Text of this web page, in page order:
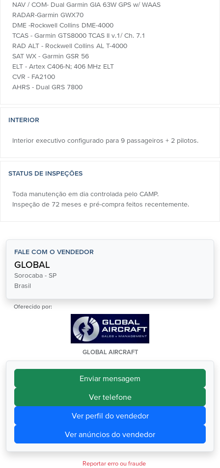
NAV / COM- Dual Garmin GIA 63W GPS w/ WAAS
RADAR-Garmin GWX70
DME -Rockwell Collins DME-4000
TCAS - Garmin GTS8000 TCAS II v.1/ Ch. 7.1
RAD ALT - Rockwell Collins AL T-4000
SAT WX - Garmin GSR 56
ELT - Artex C406-N; 406 MHz ELT
CVR - FA2100
AHRS - Dual GRS 7800
INTERIOR
Interior executivo configurado para 9 passageiros + 2 pilotos.
STATUS DE INSPEÇÕES
Toda manutenção em dia controlada pelo CAMP.
Inspeção de 72 meses e pré-compra feitos recentemente.
FALE COM O VENDEDOR
GLOBAL
Sorocaba - SP
Brasil
Oferecido por:
GLOBAL AIRCRAFT
Enviar mensagem
Ver telefone
Ver perfil do vendedor
Ver anúncios do vendedor
Reportar erro ou fraude